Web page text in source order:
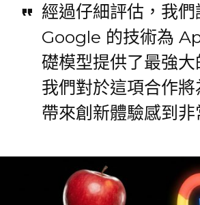
經過仔細評估，我們
Google 的技術為
礎模型提供了最強大
我們對於這項合作
帶來創新體驗感到非